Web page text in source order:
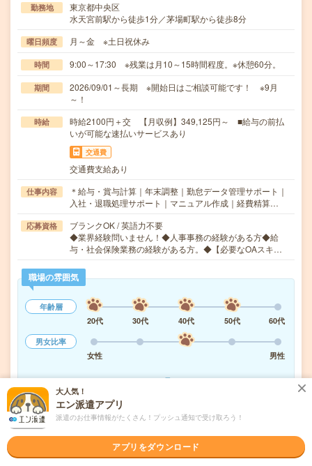
勤務地
東京都中央区
水天宮前駅から徒歩1分／茅場町駅から徒歩8分
曜日頻度 月～金 ※土日祝休み
時間 9:00～17:30 ※残業は月10～15時間程度。※休憩60分。
期間
2026/09/01～長期 ※開始日はご相談可能です！ ※9月
～！
時給
時給2100円＋交 【月収例】349,125円～ ■給与の前払
いが可能な速払いサービスあり
交通費
交通費支給あり
仕事内容
＊給与・賞与計算｜年末調整｜勤怠データ管理サポート｜
入社・退職処理サポート｜マニュアル作成｜経費精算…
応募資格
ブランクOK / 英語力不要
◆業界経験問いません！◆人事事務の経験がある方◆給
与・社会保険業務の経験がある方。◆【必要なOAスキ…
職場の雰囲気
年齢層
20代
30代 40代 50代
60代
男女比率
女性
男性
もっと見る
気になる! 応募へ進む 詳しく見る
派遣会社 株式会社スタッフサービス
大人気！
エン派遣アプリ
派遣のお仕事情報がたくさん！プッシュ通知で受け取ろう！
アプリをダウンロード